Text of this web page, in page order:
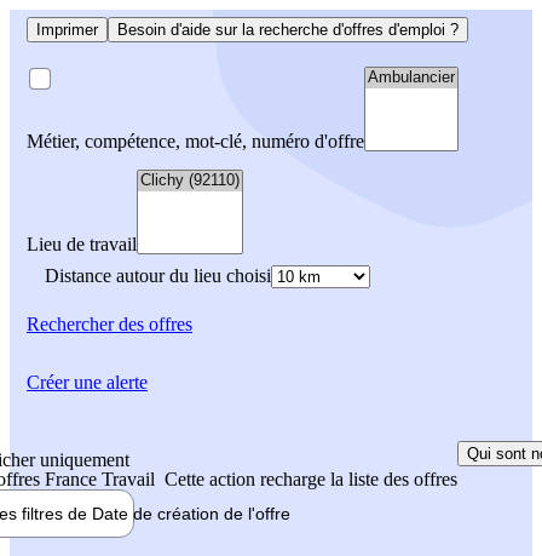
Imprimer Besoin d'aide sur la recherche d'offres d'emploi ?
Métier, compétence, mot-clé, numéro d'offre
Lieu de travail
Distance autour du lieu choisi
Rechercherdes offres
uniquement
France Travail Cette action recharge la liste des offres
Qui sont
filtres de Date de création de l'offre
Créer une alerte